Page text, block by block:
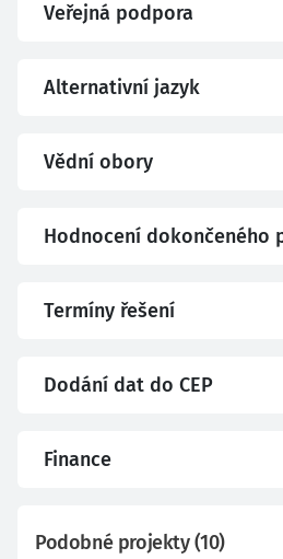
Veřejná podpora
Alternativní jazyk
Vědní obory
Hodnocení dokončeného
Termíny řešení
Dodání dat do CEP
Finance
Podobné projekty(10)